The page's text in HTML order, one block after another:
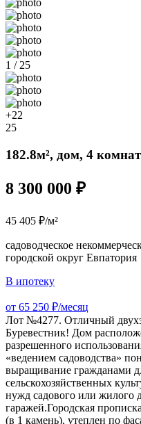
1 / 25
+22
25
182.8м², дом, 4
8 300 000 ₽
45 405 ₽/м²
садоводческое
городской округ Евпатория
В ипотеку
от 65 250 ₽/месяц
Лот №4277. Отличный
Буpевeстник! Дом
разрешенного
«ведением садоводства»
выращивание гражданами
сельскохозяйственных
нужд садового или жилого
гаражей.Городская
(в 1 камень), утeплeн пo